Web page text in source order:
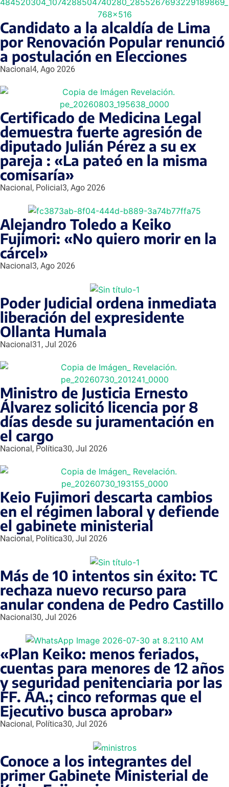
Candidato a la alcaldía de Lima
por Renovación Popular renunció
a postulación en Elecciones
Nacional4, Ago 2026
Certificado de Medicina Legal
demuestra fuerte agresión de
diputado Julián Pérez a su ex
pareja : «La pateó en la misma
comisaría»
Nacional, Policial3, Ago 2026
Alejandro Toledo a Keiko
Fujimori: «No quiero morir en la
cárcel»
Nacional 3, Ago 2026
Poder Judicial ordena inmediata
liberación del expresidente
Ollanta Humala
Nacional31, Jul 2026
Ministro de Justicia Ernesto
Álvarez solicitó licencia por 8
días desde su juramentación en
el cargo
Nacional, Política30, Jul 2026
Keio Fujimori descarta cambios
en el régimen laboral y defiende
el gabinete ministerial
Nacional, Política30, Jul 2026
Más de 10 intentos sin éxito: TC
rechaza nuevo recurso para
anular condena de Pedro Castillo
Nacional30, Jul 2026
«Plan Keiko: menos feriados,
cuentas para menores de 12 años
y seguridad penitenciaria por las
FF. AA.; cinco reformas que el
Ejecutivo busca aprobar»
Nacional , Política30, Jul 2026
Conoce a los integrantes del
primer Gabinete Ministerial de